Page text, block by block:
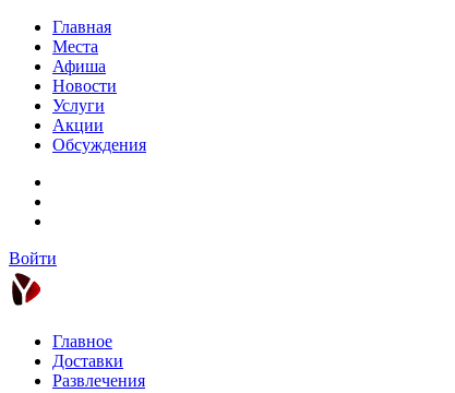
Главная
Места
Афиша
Новости
Услуги
Акции
Обсуждения
Войти
Главное
Доставки
Развлечения